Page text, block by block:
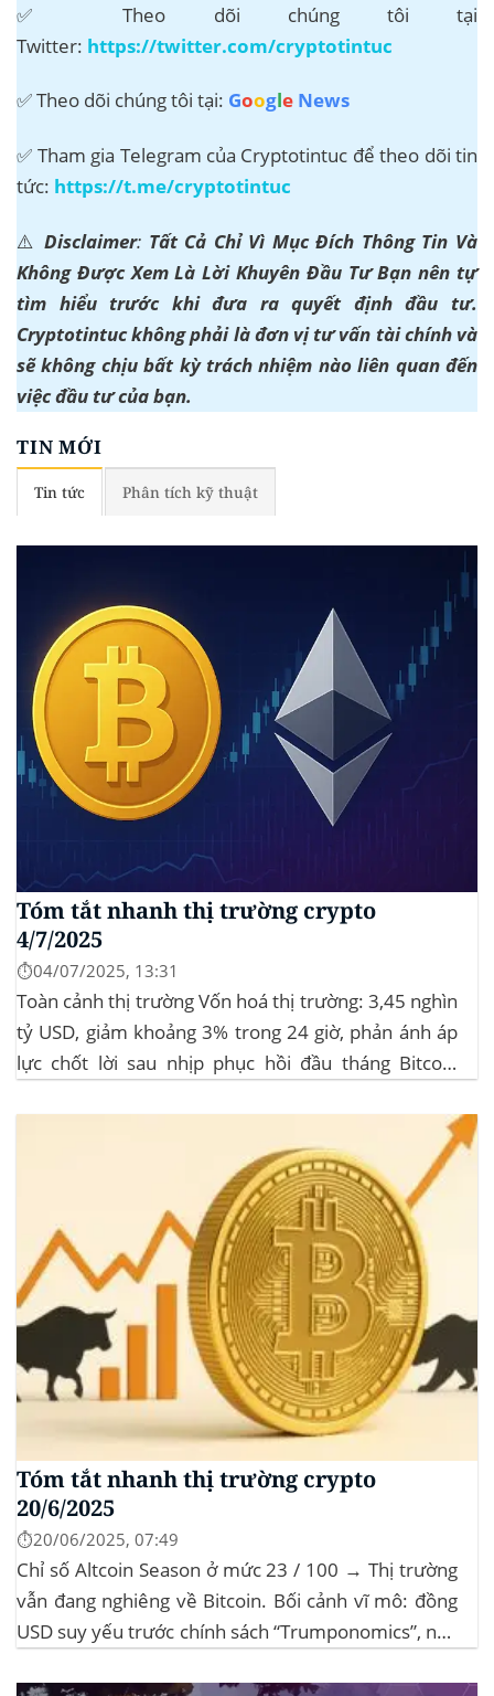
✅ Theo dõi chúng tôi tại
Twitter: https://twitter.com/cryptotintuc
✅ Theo dõi chúng tôi tại: Google News
✅ Tham gia Telegram của Cryptotintuc để theo dõi tin
tức: https://t.me/cryptotintuc
⚠️Disclaimer: Tất Cả Chỉ Vì Mục Đích Thông Tin Và
Không Được Xem Là Lời Khuyên Đầu Tư Bạn nên tự
tìm hiểu trước khi đưa ra quyết định đầu tư.
Cryptotintuc không phải là đơn vị tư vấn tài chính và
sẽ không chịu bất kỳ trách nhiệm nào liên quan đến
việc đầu tư của bạn.
TIN MỚI
Tin tức Phân tích kỹ thuật
Tóm tắt nhanh thị trường crypto
4/7/2025
⏱️04/07/2025, 13:31
Toàn cảnh thị trường Vốn hoá thị trường: 3,45 nghìn
tỷ USD, giảm khoảng 3% trong 24 giờ, phản ánh áp
lực chốt lời sau nhịp phục hồi đầu tháng‍ Bitcoin
Tóm tắt nhanh thị trường crypto
20/6/2025
⏱️20/06/2025, 07:49
Chỉ số Altcoin Season ở mức 23 / 100 → Thị trường
vẫn đang nghiêng về Bitcoin. Bối cảnh vĩ mô: đồng
USD suy yếu trước chính sách “Trumponomics”, nhà